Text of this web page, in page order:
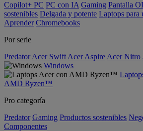
Copilot+ PC PC con IA Gaming Pantalla
sostenibles Delgada y potente Laptops para
Aprender Chromebooks
Por serie
Predator Acer Swift Acer Aspire Acer Nitro
Windows
AMD Ryzen™
Pro categoría
Predator Gaming Productos sostenibles
Componentes